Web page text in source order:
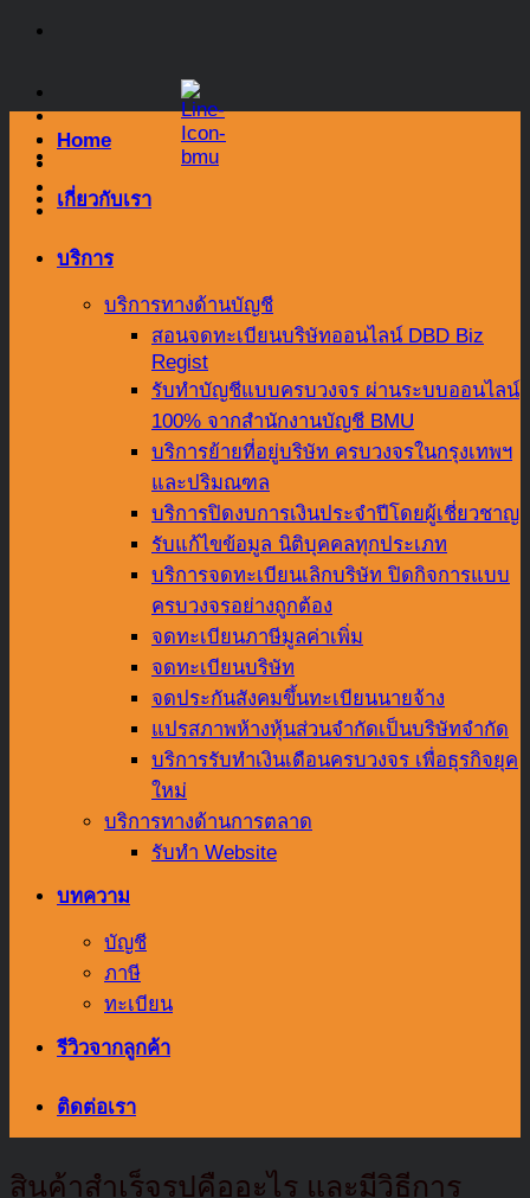
Skip
Home
เกี่ยวกับเรา
บริการ
บริการทางด้านบัญชี
สอนจดทะเบียนบริษัทออนไลน์ DBD Biz
Regist
รับทำบัญชีแบบครบวงจร ผ่านระบบออนไลน์
100% จากสำนักงานบัญชี BMU
บริการย้ายที่อยู่บริษัท ครบวงจรในกรุงเทพฯ
และปริมณฑล
บริการปิดงบการเงินประจำปีโดยผู้เชี่ยวชาญ
รับแก้ไขข้อมูล นิติบุคคลทุกประเภท
บริการจดทะเบียนเลิกบริษัท ปิดกิจการแบบ
ครบวงจรอย่างถูกต้อง
จดทะเบียนภาษีมูลค่าเพิ่ม
จดทะเบียนบริษัท
จดประกันสังคมขึ้นทะเบียนนายจ้าง
แปรสภาพห้างหุ้นส่วนจำกัดเป็นบริษัทจำกัด
บริการรับทำเงินเดือนครบวงจร เพื่อธุรกิจยุค
ใหม่
บริการทางด้านการตลาด
รับทำ Website
บทความ
บัญชี
ภาษี
ทะเบียน
รีวิวจากลูกค้า
ติดต่อเรา
สินค้าสำเร็จรูปคืออะไร และมีวิธีการ